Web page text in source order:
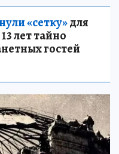
«сетку»для
лет тайно
гостей